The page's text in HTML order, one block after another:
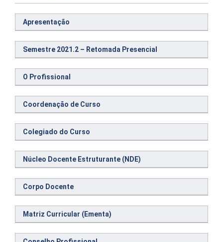
Apresentação
Semestre 2021.2 – Retomada Presencial
O Profissional
Coordenação de Curso
Colegiado do Curso
Núcleo Docente Estruturante (NDE)
Corpo Docente
Matriz Curricular (Ementa)